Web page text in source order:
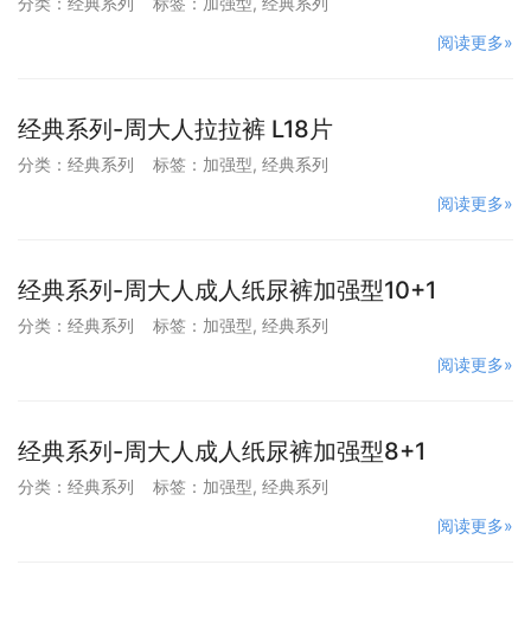
阅读更多»
经典系列-周大人拉拉裤 L18片
分类： 经典系列 标签： 加强型, 经典系列
阅读更多»
经典系列-周大人成人纸尿裤加强型10+1
分类： 经典系列 标签： 加强型, 经典系列
阅读更多»
经典系列-周大人成人纸尿裤加强型8+1
分类： 经典系列 标签： 加强型, 经典系列
阅读更多»